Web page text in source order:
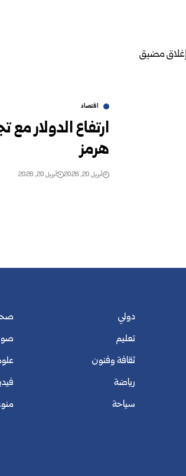
اقتصاد
ارتفاع الدولار
هرمز
أبريل 20, 2026 أبريل 20, 2026
دولي
تعليم
ثقافة وفنون
رياضة
سياحة